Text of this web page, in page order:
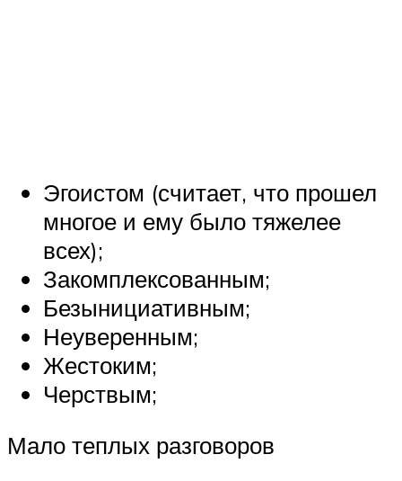
Эгоистом (считает, что прошел
многое и ему было тяжелее
всех);
Закомплексованным;
Безынициативным;
Неуверенным;
Жестоким;
Черствым;
Мало теплых разговоров